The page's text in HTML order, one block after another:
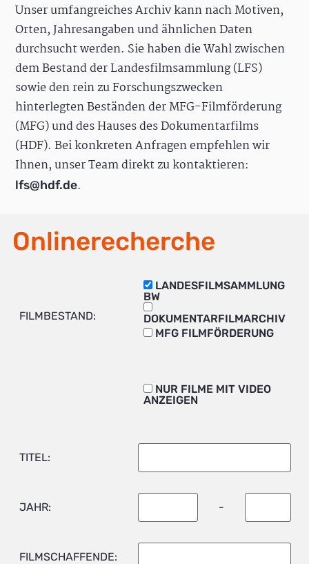
Unser umfangreiches Archiv kann nach Motiven,
Orten, Jahresangaben und ähnlichen Daten
durchsucht werden. Sie haben die Wahl zwischen
dem Bestand der Landesfilmsammlung (LFS)
sowie den rein zu Forschungszwecken
hinterlegten Beständen der MFG-Filmförderung
(MFG) und des Hauses des Dokumentarfilms
(HDF). Bei konkreten Anfragen empfehlen wir
Ihnen, unser Team direkt zu kontaktieren:
lfs@hdf.de.
Onlinerecherche
FILMBESTAND:
LANDESFILMSAMMLUNG
BW
DOKUMENTARFILMARCHIV
MFG FILMFÖRDERUNG
NUR FILME MIT VIDEO
ANZEIGEN
TITEL:
JAHR: -
FILMSCHAFFENDE: